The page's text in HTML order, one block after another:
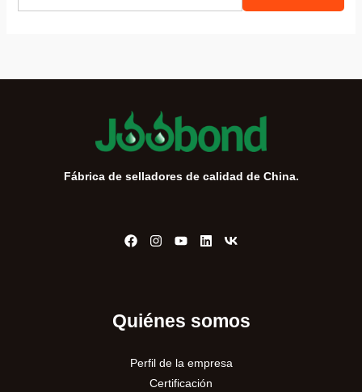
Fábrica de selladores de calidad de China.
Quiénes somos
Perfil de la empresa
Certificación